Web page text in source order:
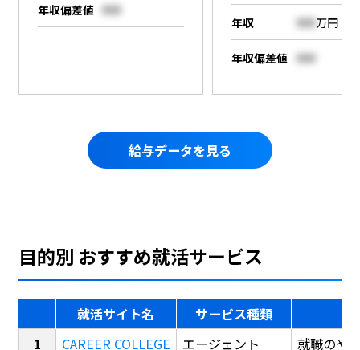
年収偏差値 000
年収 000万円
年収偏差値 000
給与データを見る
目的別 おすすめ就活サービス
就活サイト名
サービス種類
CAREER COLLEGE
エージェント
就職のや